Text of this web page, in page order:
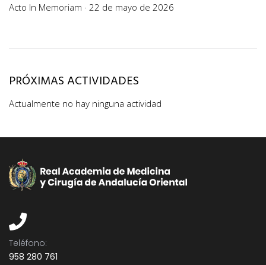
Acto In Memoriam · 22 de mayo de 2026
PRÓXIMAS ACTIVIDADES
Actualmente no hay ninguna actividad
Teléfono:​
958 280 761